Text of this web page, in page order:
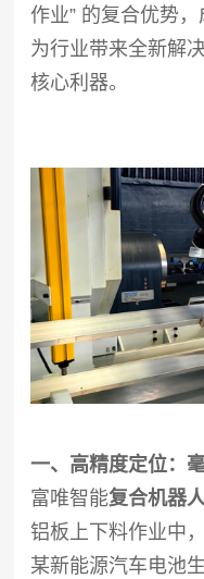
作业” 的复合优势
为行业带来全新解
核心利器。
一、高精度定位：
富唯智能复合机器
铝板上下料作业中
某新能源汽车电池